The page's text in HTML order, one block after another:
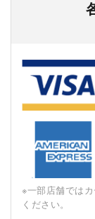
※⼀部店舗では
ください。